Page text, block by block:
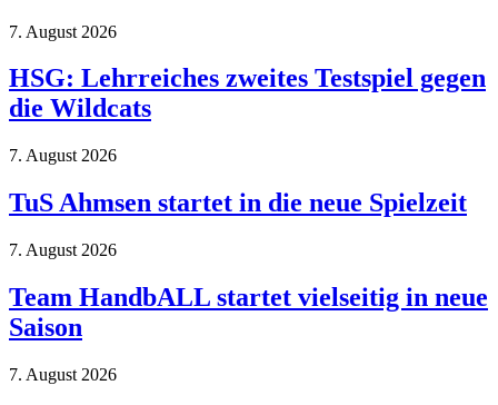
7. August 2026
HSG: Lehrreiches zweites Testspiel gegen
die Wildcats
7. August 2026
TuS Ahmsen startet in die neue Spielzeit
7. August 2026
Team HandbALL startet vielseitig in neue
Saison
7. August 2026